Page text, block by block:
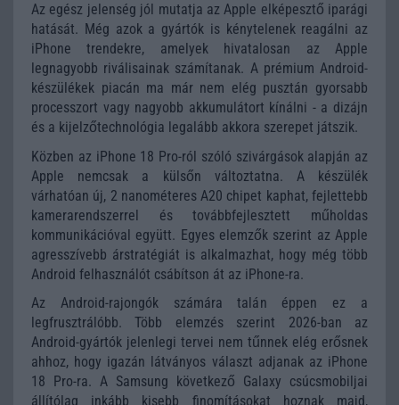
Az egész jelenség jól mutatja az Apple elképesztő iparági
hatását. Még azok a gyártók is kénytelenek reagálni az
iPhone trendekre, amelyek hivatalosan az Apple
legnagyobb riválisainak számítanak. A prémium Android-
készülékek piacán ma már nem elég pusztán gyorsabb
processzort vagy nagyobb akkumulátort kínálni - a dizájn
és a kijelzőtechnológia legalább akkora szerepet játszik.
Közben az iPhone 18 Pro-ról szóló szivárgások alapján az
Apple nemcsak a külsőn változtatna. A készülék
várhatóan új, 2 nanométeres A20 chipet kaphat, fejlettebb
kamerarendszerrel és továbbfejlesztett műholdas
kommunikációval együtt. Egyes elemzők szerint az Apple
agresszívebb árstratégiát is alkalmazhat, hogy még több
Android felhasználót csábítson át az iPhone-ra.
Az Android-rajongók számára talán éppen ez a
legfrusztrálóbb. Több elemzés szerint 2026-ban az
Android-gyártók jelenlegi tervei nem tűnnek elég erősnek
ahhoz, hogy igazán látványos választ adjanak az iPhone
18 Pro-ra. A Samsung következő Galaxy csúcsmobiljai
állítólag inkább kisebb finomításokat hoznak majd,